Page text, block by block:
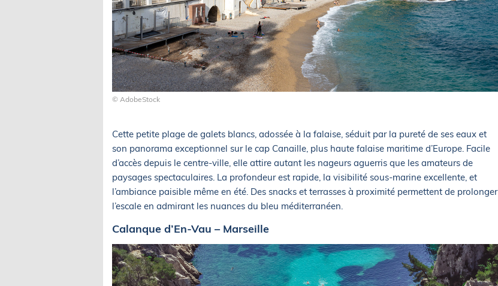
© AdobeStock
Cette petite plage de galets blancs, adossée à la falaise, séduit par la pureté de ses eaux et
son panorama exceptionnel sur le cap Canaille, plus haute falaise maritime d’Europe. Facile
d’accès depuis le centre-ville, elle attire autant les nageurs aguerris que les amateurs de
paysages spectaculaires. La profondeur est rapide, la visibilité sous-marine excellente, et
l’ambiance paisible même en été. Des snacks et terrasses à proximité permettent de prolonger
l’escale en admirant les nuances du bleu méditerranéen.
Calanque d’En-Vau – Marseille